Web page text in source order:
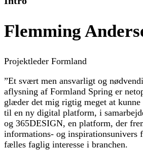
Flemming
Projektleder Formland
”Et svært men ansvarligt og
aflysning af Formland Spring er
glæder det mig rigtig meget at kunne
til en ny digital platform, i
og 365DESIGN, en platform, der
informations- og inspirationsunivers
fælles faglig interesse i branchen.